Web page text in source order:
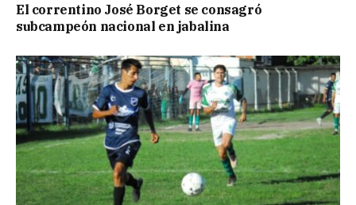
El correntino José Borget se consagró
subcampeón nacional en jabalina